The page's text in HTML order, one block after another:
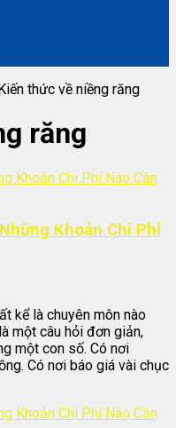
thức về niềng răng
răng
Khoản Chi Phí
kể là chuyên môn nào
một câu hỏi đơn giản,
một con số. Có nơi
Có nơi báo giá vài chục